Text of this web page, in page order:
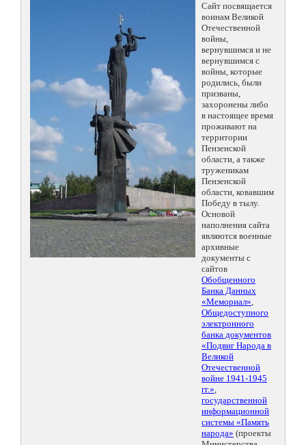
Сайт посвящается
воинам Великой
Отечественной
войны,
вернувшимся и не
вернувшимся с
войны, которые
родились, были
призваны,
захоронены либо
в настоящее время
проживают на
территории
Пензенской
области, а также
труженикам
Пензенской
области, ковавшим
Победу в тылу.
Основой
наполнения сайта
являются военные
архивные
документы с
сайтов
Обобщенного
Банка Данных
«Мемориал»,
Общедоступного
электронного
банка документов
«Подвиг Народа в
Великой
Отечественной
войне 1941-1945
гг.»,
государственной
информационной
системы «Память
народа» (проекты